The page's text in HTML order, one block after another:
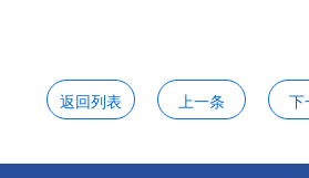
返回列表 上一条 下